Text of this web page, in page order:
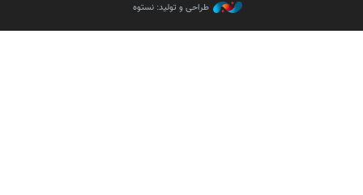
طراحی و تولید: نستوه